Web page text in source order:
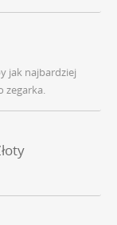
jak najbardziej
zegarka.